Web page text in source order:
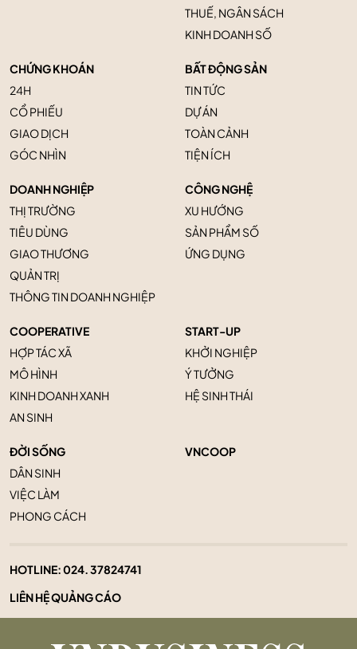
THUẾ, NGÂN SÁCH
KINH DOANH SỐ
CHỨNG KHOÁN
24H
CỔ PHIẾU
GIAO DỊCH
GÓC NHÌN
BẤT ĐỘNG SẢN
TIN TỨC
DỰ ÁN
TOÀN CẢNH
TIỆN ÍCH
DOANH NGHIỆP
THỊ TRƯỜNG
TIÊU DÙNG
GIAO THƯƠNG
QUẢN TRỊ
THÔNG TIN DOANH NGHIỆP
CÔNG NGHỆ
XU HƯỚNG
SẢN PHẨM SỐ
ỨNG DỤNG
COOPERATIVE
HỢP TÁC XÃ
MÔ HÌNH
KINH DOANH XANH
AN SINH
START-UP
KHỞI NGHIỆP
Ý TƯỞNG
HỆ SINH THÁI
ĐỜI SỐNG
DÂN SINH
VIỆC LÀM
PHONG CÁCH
VNCOOP
HOTLINE:024. 37824741
LIÊN HỆ QUẢNG CÁO